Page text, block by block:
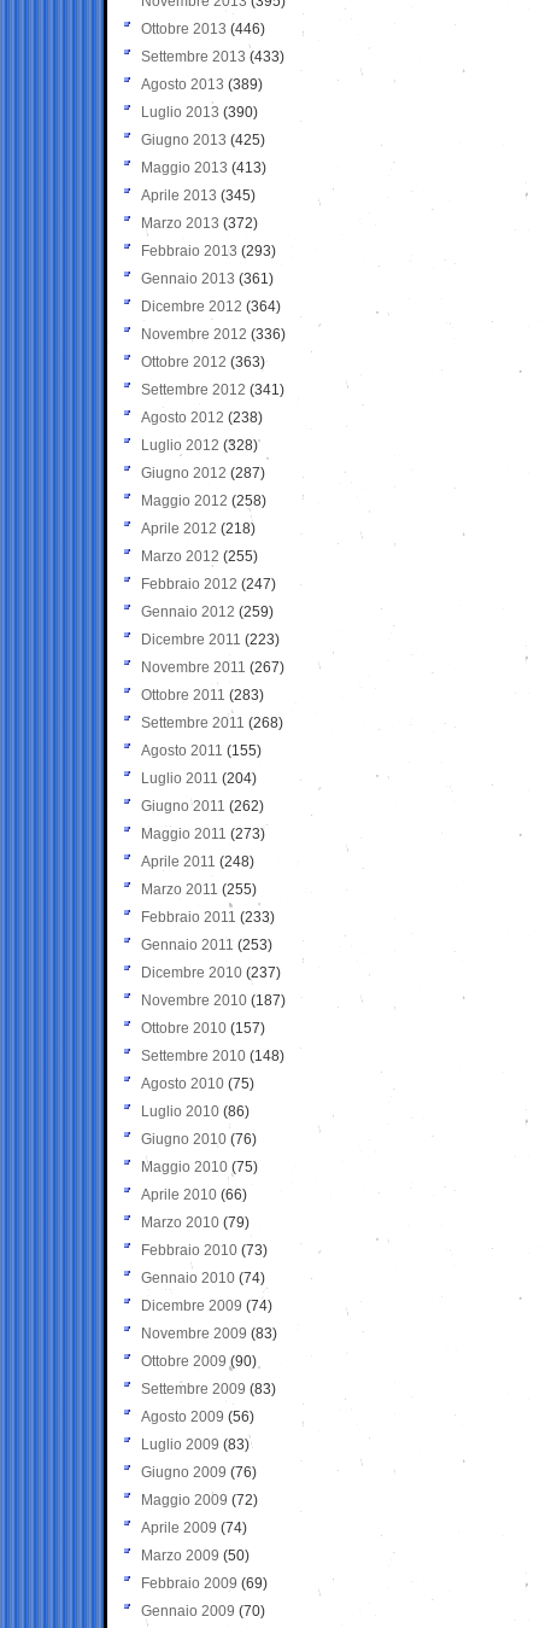
Ottobre 2013 (446)
Settembre 2013 (433)
Agosto 2013 (389)
Luglio 2013 (390)
Giugno 2013 (425)
Maggio 2013 (413)
Aprile 2013 (345)
Marzo 2013 (372)
Febbraio 2013 (293)
Gennaio 2013 (361)
Dicembre 2012 (364)
Novembre 2012 (336)
Ottobre 2012 (363)
Settembre 2012 (341)
Agosto 2012 (238)
Luglio 2012 (328)
Giugno 2012 (287)
Maggio 2012 (258)
Aprile 2012 (218)
Marzo 2012 (255)
Febbraio 2012 (247)
Gennaio 2012 (259)
Dicembre 2011 (223)
Novembre 2011 (267)
Ottobre 2011 (283)
Settembre 2011 (268)
Agosto 2011 (155)
Luglio 2011 (204)
Giugno 2011 (262)
Maggio 2011 (273)
Aprile 2011 (248)
Marzo 2011 (255)
Febbraio 2011 (233)
Gennaio 2011 (253)
Dicembre 2010 (237)
Novembre 2010 (187)
Ottobre 2010 (157)
Settembre 2010 (148)
Agosto 2010 (75)
Luglio 2010 (86)
Giugno 2010 (76)
Maggio 2010 (75)
Aprile 2010 (66)
Marzo 2010 (79)
Febbraio 2010 (73)
Gennaio 2010 (74)
Dicembre 2009 (74)
Novembre 2009 (83)
Ottobre 2009 (90)
Settembre 2009 (83)
Agosto 2009 (56)
Luglio 2009 (83)
Giugno 2009 (76)
Maggio 2009 (72)
Aprile 2009 (74)
Marzo 2009 (50)
Febbraio 2009 (69)
Gennaio 2009 (70)